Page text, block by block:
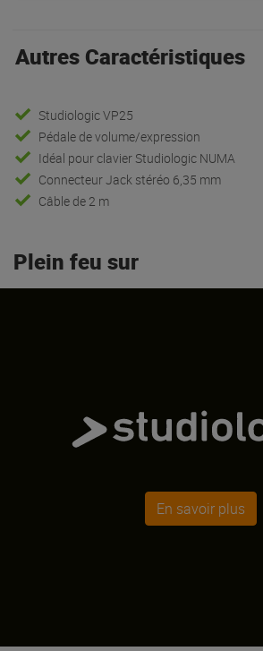
Autres Caractéristiques
Studiologic VP25
Pédale de volume/expression
Idéal pour clavier Studiologic NUMA
Connecteur Jack stéréo 6,35 mm
Câble de 2 m
Plein feu sur
En savoir plus